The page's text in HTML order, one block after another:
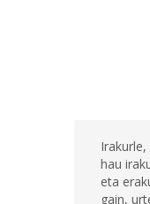
hau
eta
gain,